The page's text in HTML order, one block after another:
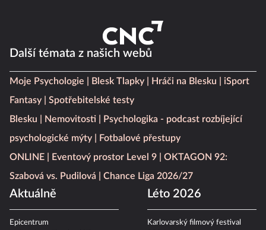
Další témata z našich webů
Moje Psychologie Blesk Tlapky Hráči na Blesku
iSport
Fantasy
Spotřebitelské testy
Blesku
Nemovitosti
Psychologika - podcast rozbíjející
psychologické mýty
Fotbalové přestupy
ONLINE
Eventový prostor Level 9
OKTAGON 92:
Szabová vs. Pudilová
Chance Liga 2026/27
Aktuálně
Epicentrum
Léto 2026
Karlovarský filmový festival